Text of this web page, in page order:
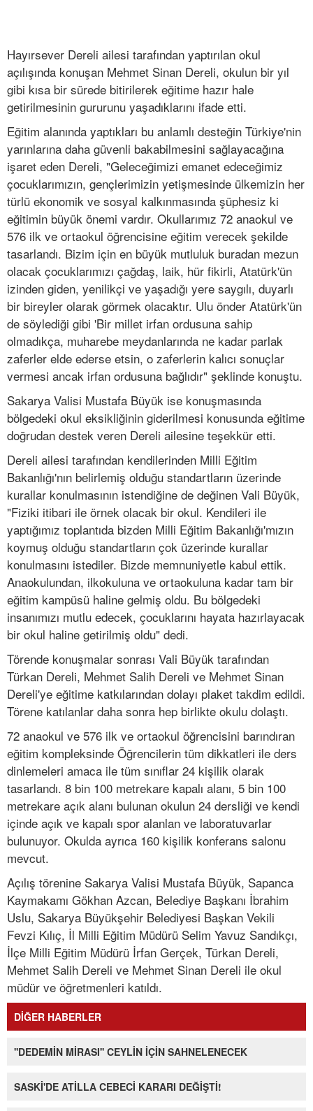
Hayırsever Dereli ailesi tarafından yaptırılan okul
açılışında konuşan Mehmet Sinan Dereli, okulun bir yıl
gibi kısa bir sürede bitirilerek eğitime hazır hale
getirilmesinin gururunu yaşadıklarını ifade etti.
Eğitim alanında yaptıkları bu anlamlı desteğin Türkiye'nin
yarınlarına daha güvenli bakabilmesini sağlayacağına
işaret eden Dereli, "Geleceğimizi emanet edeceğimiz
çocuklarımızın, gençlerimizin yetişmesinde ülkemizin her
türlü ekonomik ve sosyal kalkınmasında şüphesiz ki
eğitimin büyük önemi vardır. Okullarımız 72 anaokul ve
576 ilk ve ortaokul öğrencisine eğitim verecek şekilde
tasarlandı. Bizim için en büyük mutluluk buradan mezun
olacak çocuklarımızı çağdaş, laik, hür fikirli, Atatürk'ün
izinden giden, yenilikçi ve yaşadığı yere saygılı, duyarlı
bir bireyler olarak görmek olacaktır. Ulu önder Atatürk'ün
de söylediği gibi 'Bir millet irfan ordusuna sahip
olmadıkça, muharebe meydanlarında ne kadar parlak
zaferler elde ederse etsin, o zaferlerin kalıcı sonuçlar
vermesi ancak irfan ordusuna bağlıdır" şeklinde konuştu.
Sakarya Valisi Mustafa Büyük ise konuşmasında
bölgedeki okul eksikliğinin giderilmesi konusunda eğitime
doğrudan destek veren Dereli ailesine teşekkür etti.
Dereli ailesi tarafından kendilerinden Milli Eğitim
Bakanlığı'nın belirlemiş olduğu standartların üzerinde
kurallar konulmasının istendiğine de değinen Vali Büyük,
"Fiziki itibari ile örnek olacak bir okul. Kendileri ile
yaptığımız toplantıda bizden Milli Eğitim Bakanlığı'mızın
koymuş olduğu standartların çok üzerinde kurallar
konulmasını istediler. Bizde memnuniyetle kabul ettik.
Anaokulundan, ilkokuluna ve ortaokuluna kadar tam bir
eğitim kampüsü haline gelmiş oldu. Bu bölgedeki
insanımızı mutlu edecek, çocuklarını hayata hazırlayacak
bir okul haline getirilmiş oldu" dedi.
Törende konuşmalar sonrası Vali Büyük tarafından
Türkan Dereli, Mehmet Salih Dereli ve Mehmet Sinan
Dereli'ye eğitime katkılarından dolayı plaket takdim edildi.
Törene katılanlar daha sonra hep birlikte okulu dolaştı.
72 anaokul ve 576 ilk ve ortaokul öğrencisini barındıran
eğitim kompleksinde Öğrencilerin tüm dikkatleri ile ders
dinlemeleri amaca ile tüm sınıflar 24 kişilik olarak
tasarlandı. 8 bin 100 metrekare kapalı alanı, 5 bin 100
metrekare açık alanı bulunan okulun 24 dersliği ve kendi
içinde açık ve kapalı spor alanlan ve laboratuvarlar
bulunuyor. Okulda ayrıca 160 kişilik konferans salonu
mevcut.
Açılış törenine Sakarya Valisi Mustafa Büyük, Sapanca
Kaymakamı Gökhan Azcan, Belediye Başkanı İbrahim
Uslu, Sakarya Büyükşehir Belediyesi Başkan Vekili
Fevzi Kılıç, İl Milli Eğitim Müdürü Selim Yavuz Sandıkçı,
İlçe Milli Eğitim Müdürü İrfan Gerçek, Türkan Dereli,
Mehmet Salih Dereli ve Mehmet Sinan Dereli ile okul
müdür ve öğretmenleri katıldı.
DİĞER HABERLER
''DEDEMİN MİRASI'' CEYLİN İÇİN SAHNELENECEK
SASKİ'DE ATİLLA CEBECİ KARARI DEĞİŞTİ!